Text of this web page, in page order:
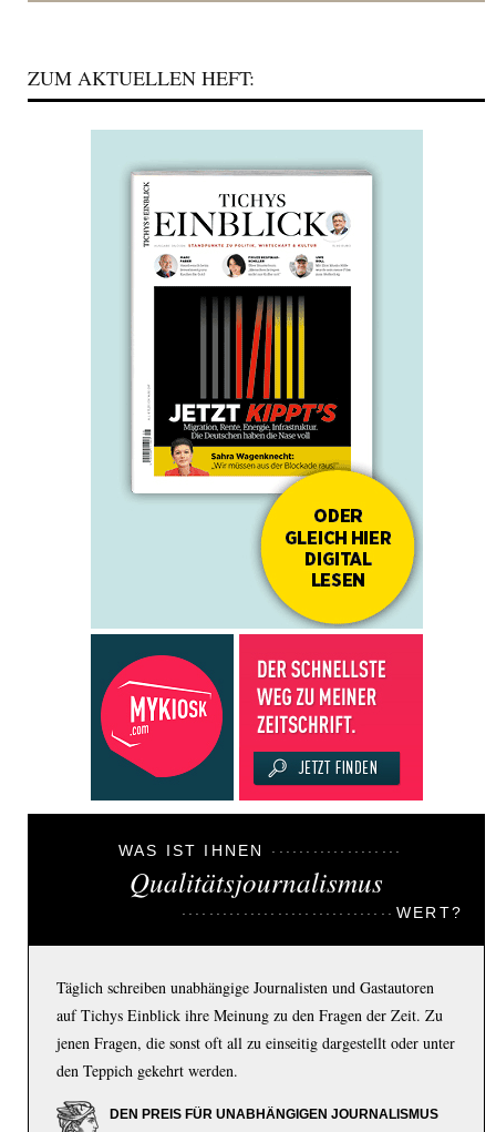
ZUM AKTUELLEN HEFT:
WAS IST IHNEN
Qualitätsjournalismus
WERT?
Täglich schreiben unabhängige Journalisten und Gastautoren
auf Tichys Einblick ihre Meinung zu den Fragen der Zeit. Zu
jenen Fragen, die sonst oft all zu einseitig dargestellt oder unter
den Teppich gekehrt werden.
DEN PREIS FÜR UNABHÄNGIGEN JOURNALISMUS